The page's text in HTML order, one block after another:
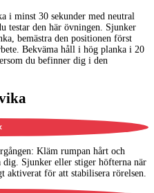
i minst 30 sekunder med neutral
testar den här övningen. Sjunker
bemästra den positionen först
Bekväma håll i hög planka i 20
du befinner dig i den
: Kläm rumpan hårt och
dig. Sjunker eller stiger höfterna när
för att stabilisera rörelsen.